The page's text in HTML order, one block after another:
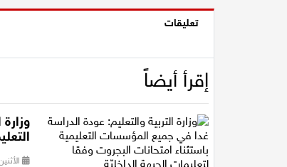
تعليقات
إقرأ أيضاً
الأثنين 08/06/2026